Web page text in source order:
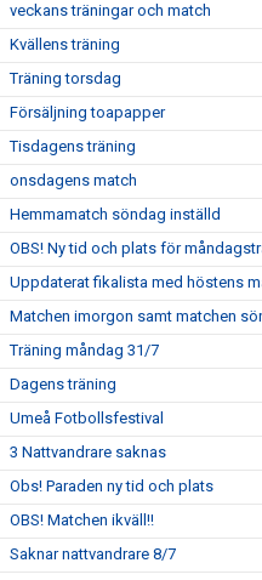
veckans träningar och match
Kvällens träning
Träning torsdag
Försäljning toapapper
Tisdagens träning
onsdagens match
Hemmamatch söndag inställd
OBS! Ny tid och plats för
Uppdaterat fikalista med höstens
Matchen imorgon samt matchen
Träning måndag 31/7
Dagens träning
Umeå Fotbollsfestival
3 Nattvandrare saknas
Obs! Paraden ny tid och plats
OBS! Matchen ikväll!!
Saknar nattvandrare 8/7